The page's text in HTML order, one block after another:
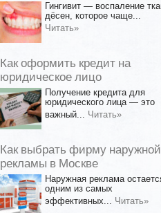
Гингивит — воспаление
дёсен, которое чаще...
Читать»
Как оформить кредит на
юридическое лицо
Получение кредита для
юридического лица — это
важный... Читать»
Как выбрать фирму наружной
рекламы в Москве
Наружная реклама
одним из самых
эффективных... Читать»